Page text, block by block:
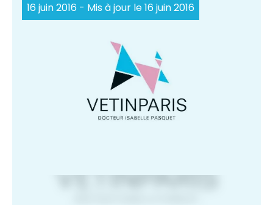
16 juin 2016 - Mis à jour le 16 juin 2016